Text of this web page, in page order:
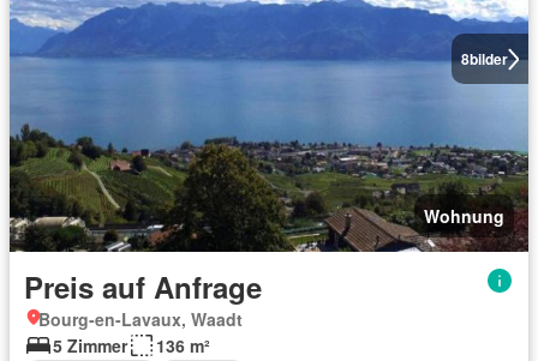
8bilder
Wohnung
Preis auf Anfrage
Bourg-en-Lavaux, Waadt
5 Zimmer
136 m²